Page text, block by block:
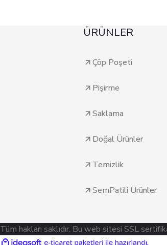
ÜRÜNLER
Çöp Poşeti
Pişirme
Saklama
Doğal Ürünler
Temizlik
SemPatili Ürünler
hakları saklıdır. Bu web sitesi SSL
ideasoft e-